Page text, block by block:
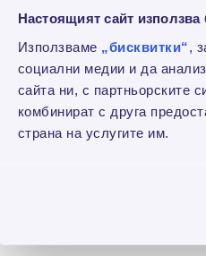
Настоящият сайт използва
Използваме „бисквитки“,
социални медии и да
сайта ни, с партньорските
комбинират с друга
страна на услугите им.
Как мога
Не трябва да
печеливши е да си
Кои